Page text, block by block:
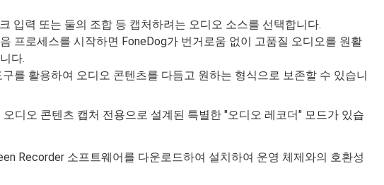
입력 또는 둘의 조합 등 캡처하려는 오디오 소스를 선택합니다.
프로세스를 시작하면 FoneDog가 번거로움 없이 고품질 오디오를 원활
다.
를 활용하여 오디오 콘텐츠를 다듬고 원하는 형식으로 보존할 수 있습니
오디오 콘텐츠 캡처 전용으로 설계된 특별한 "오디오 레코더" 모드가 있습
Recorder 소프트웨어를 다운로드하여 설치하여 운영 체제와의 호환성